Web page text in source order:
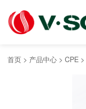
首页 > 产品中心 > CPE >